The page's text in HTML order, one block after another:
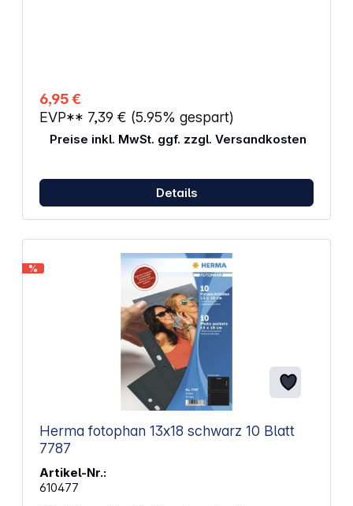
einsatzbereit: Spender öffnen, Rolle einlegen,
schließen - fertig.
6,95 €
EVP** 7,39 € (5.95% gespart)
Preise inkl. MwSt. ggf. zzgl. Versandkosten
Details
%
Herma fotophan 13x18 schwarz 10 Blatt
7787
Artikel-Nr.:
610477